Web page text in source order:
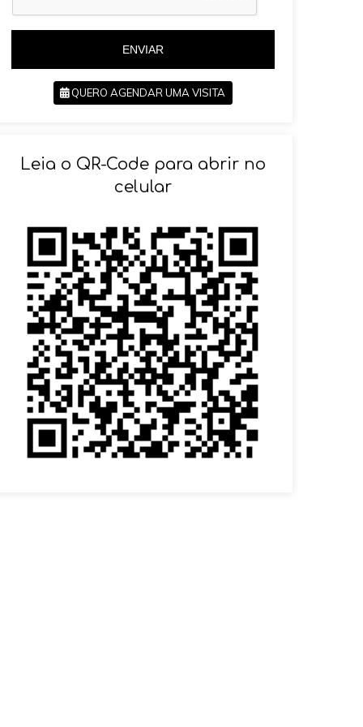
ENVIAR
QUERO AGENDAR UMA VISITA
VOLTAR
Leia o QR-Code para abrir no
celular